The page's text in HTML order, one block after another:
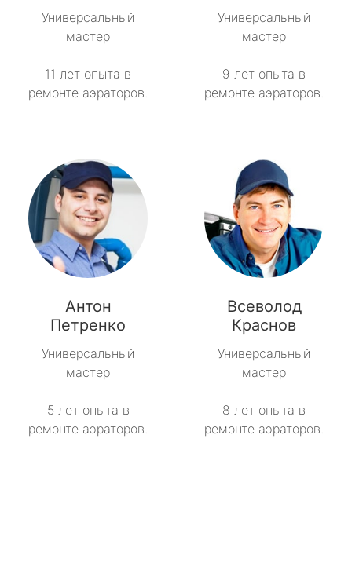
Универсальный
мастер
11 лет опыта в
ремонте аэраторов.
Универсальный
мастер
9 лет опыта в
ремонте аэраторов.
Антон
Петренко
Универсальный
мастер
5 лет опыта в
ремонте аэраторов.
Всеволод
Краснов
Универсальный
мастер
8 лет опыта в
ремонте аэраторов.